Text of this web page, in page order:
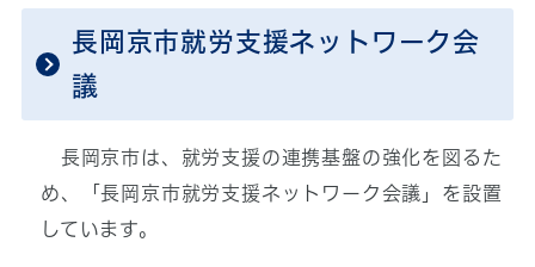
長岡京市就労支援ネットワーク会
議
長岡京市は、就労支援の連携基盤の強化を図るた
め、「長岡京市就労支援ネットワーク会議」を設置
しています。